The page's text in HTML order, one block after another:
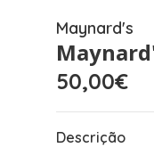
Maynard's
50,00€
Descrição